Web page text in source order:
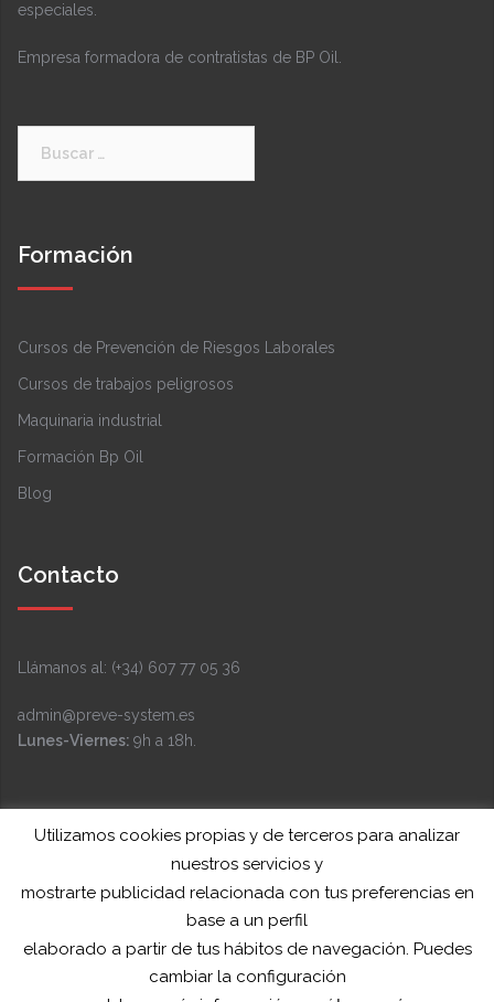
especiales.
Empresa formadora de contratistas de BP Oil.
Formación
Cursos de Prevención de Riesgos Laborales
Cursos de trabajos peligrosos
Maquinaria industrial
Formación Bp Oil
Blog
Contacto
Llámanos al: (+34) 607 77 05 36
admin@preve-system.es
Lunes-Viernes: 9h a 18h.
Facebook InstagramLinkedIn YouTube Twitter
Funciona gracias a WordPress Tema: Sydney por